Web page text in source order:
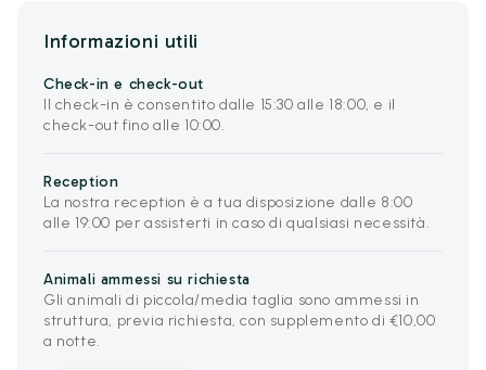
Informazioni utili
Check-in e check-out
Il check-in è consentito dalle 15:30 alle 18:00, e il
check-out fino alle 10:00.
Reception
La nostra reception è a tua disposizione dalle 8:00
alle 19:00 per assisterti in caso di qualsiasi necessità.
Animali ammessi su richiesta
Gli animali di piccola/media taglia sono ammessi in
struttura, previa richiesta, con supplemento di €10,00
a notte.